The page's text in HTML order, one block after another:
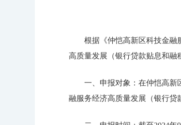
根据《仲恺高新区科技金融服
高质量发展（银行贷款贴息和融
一、申报对象：在仲恺高新区
融服务经济高质量发展（银行贷